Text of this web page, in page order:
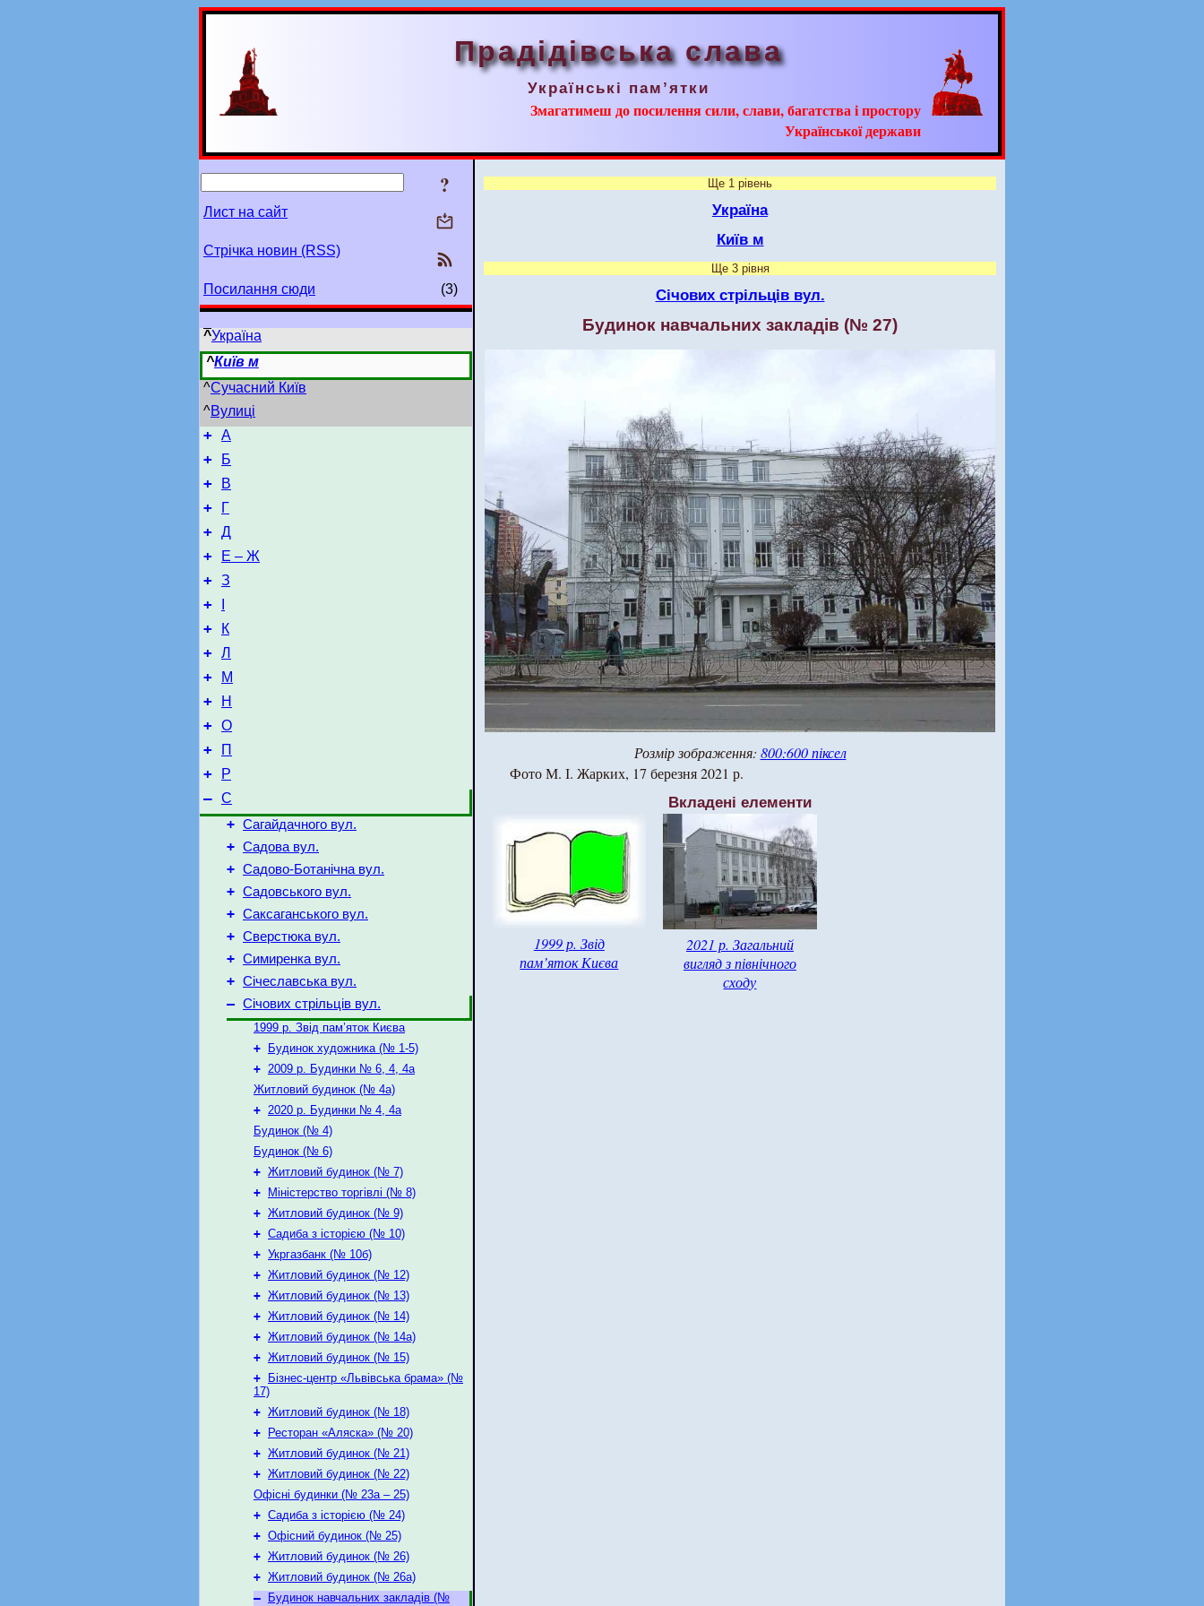
Прадідівська слава
Українські пам’ятки
Змагатимеш до посилення сили, слави, багатства і простору
Української держави
?
Лист на сайт
Стрічка новин (RSS)
Посилання сюди (3)
^Україна
^Київ м
^Сучасний Київ
^Вулиці
+ А
+ Б
+ В
+ Г
+ Д
+ Е – Ж
+ З
+
+ К
+ Л
+ М
+ Н
+ О
+ П
+ Р
– С
+ Сагайдачного вул.
+ Садова вул.
+ Садово-Ботанічна вул.
+ Садовського вул.
+ Саксаганського вул.
+ Сверстюка вул.
+ Симиренка вул.
+ Січеславська вул.
– Січових стрільців вул.
1999 р. Звід пам’яток Києва
+
Будинок художника (№ 1-5)
+ 2009 р. Будинки № 6, 4, 4а
Житловий будинок (№ 4а)
+ 2020 р. Будинки № 4, 4а
Будинок (№ 4)
Будинок (№ 6)
+ Житловий будинок (№ 7)
+
Міністерство торгівлі (№ 8)
+ Житловий будинок (№ 9)
+ Садиба з історією (№ 10)
+ Укргазбанк (№ 10б)
+ Житловий будинок (№ 12)
+ Житловий будинок (№ 13)
+ Житловий будинок (№ 14)
+ Житловий будинок (№ 14а)
+ Житловий будинок (№ 15)
+
Бізнес-центр «Львівська брама» (№
17)
+ Житловий будинок (№ 18)
+
Ресторан «Аляска» (№ 20)
+ Житловий будинок (№ 21)
+ Житловий будинок (№ 22)
Офісні будинки (№ 23а – 25)
+ Садиба з історією (№ 24)
+ Офісний будинок (№ 25)
+ Житловий будинок (№ 26)
+ Житловий будинок (№ 26а)
–
Будинок навчальних закладів (№
Ще 1 рівень
Україна
Київ м
Ще 3 рівня
Січових стрільців вул.
Будинок навчальних закладів (№ 27)
Розмір зображення: 800:600 піксел
Фото М. І. Жарких, 17 березня 2021 р.
Вкладені елементи
1999 р. Звід
пам’яток Києва
2021 р. Загальний
вигляд з північного
сходу